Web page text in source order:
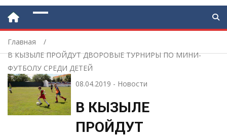
Главная
В КЫЗЫЛЕ ПРОЙДУТ ДВОРОВЫЕ ТУРНИРЫ ПО МИНИ-
ФУТБОЛУ СРЕДИ ДЕТЕЙ
08.04.2019 - Новости
В КЫЗЫЛЕ
ПРОЙДУТ